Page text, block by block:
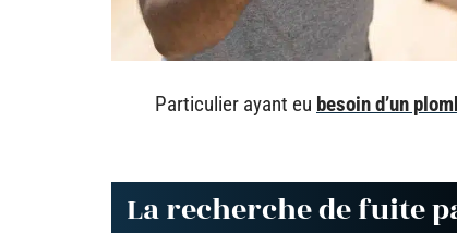
Particulier ayant eu besoin d’un
La recherche de fuite